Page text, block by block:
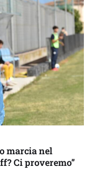
marcia nel
Ci proveremo”